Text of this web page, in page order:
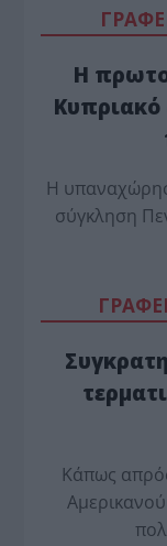
Η
Κυπριακό
Η
σύγκληση
Κάπως